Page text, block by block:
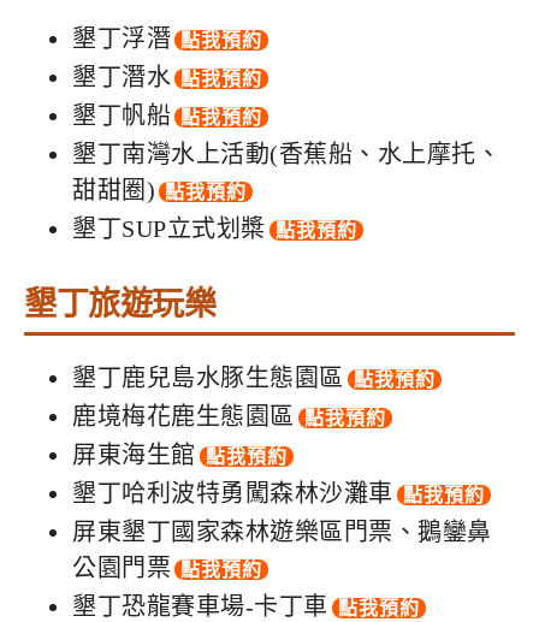
墾丁浮潛 點我預約
墾丁潛水 點我預約
墾丁帆船 點我預約
墾丁南灣水上活動(香蕉船、水上摩托、
甜甜圈) 點我預約
墾丁SUP立式划槳 點我預約
墾丁旅遊玩樂
墾丁鹿兒島水豚生態園區 點我預約
鹿境梅花鹿生態園區 點我預約
屏東海生館 點我預約
墾丁哈利波特勇闖森林沙灘車 點我預約
屏東墾丁國家森林遊樂區門票、鵝鑾鼻
公園門票 點我預約
墾丁恐龍賽車場-卡丁車 點我預約